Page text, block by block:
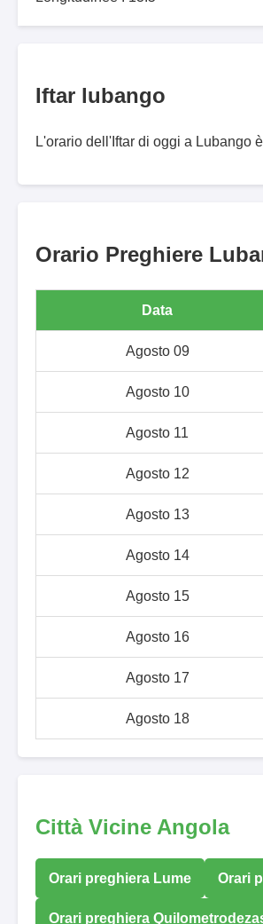
Iftar lubango
L'orario dell'Iftar di oggi a Lubango
Orario Preghiere
Data
Agosto 09
Agosto 10
Agosto 11
Agosto 12
Agosto 13
Agosto 14
Agosto 15
Agosto 16
Agosto 17
Agosto 18
Città Vicine Angola
Orari preghiera Lume Orari
Orari preghiera